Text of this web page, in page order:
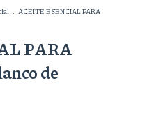
. ACEITE ESENCIAL PARA
PARA
de